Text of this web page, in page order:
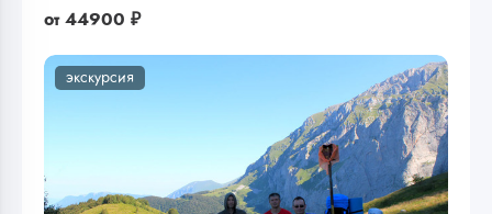
от 44900 ₽
экскурсия